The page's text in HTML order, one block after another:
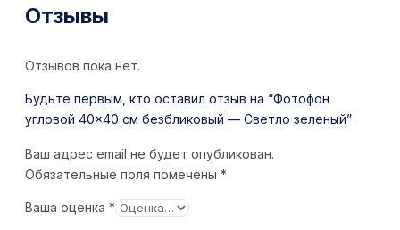
Отзывы
Отзывов пока нет.
Будьте первым, кто оставил отзыв на “Фотофон
угловой 40×40 см безбликовый — Светло зеленый”
Ваш адрес email не будет опубликован.
Обязательные поля помечены *
Ваша оценка *